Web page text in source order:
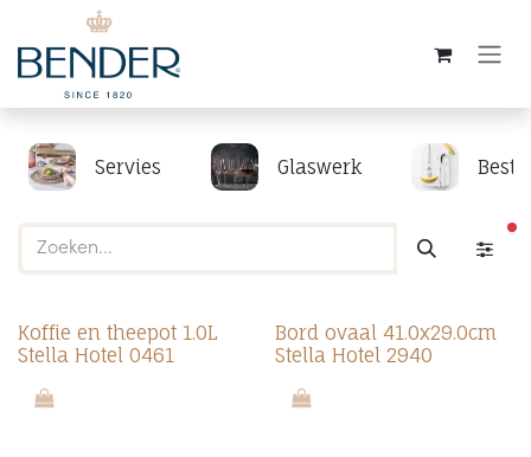
Overslaan naar inhoud
Servies Glaswerk
Koffie en theepot 1.0L
Stella Hotel 0461
Bord ovaal 41.0x29.0cm
Stella Hotel 2940